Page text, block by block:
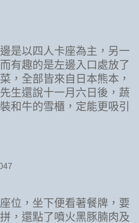
是以四人卡座為主，另一
有趣的是左邊入口處放了
，全部皆來自日本熊本，
生還說十一月六日後，蔬
和牛的雪櫃，定能更吸引
位，坐下便看著餐牌，要
，還點了噴火黑豚腩肉及